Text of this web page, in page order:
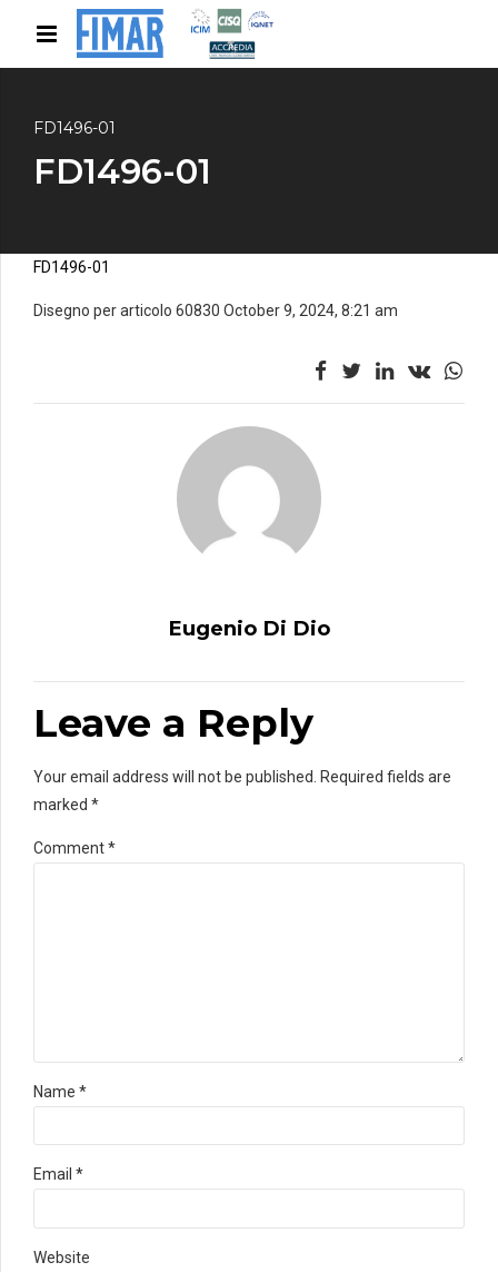
FD1496-01
FD1496-01
FD1496-01
Disegno per articolo 60830 October 9, 2024, 8:21 am
Eugenio Di Dio
Leave a Reply
Your email address will not be published. Required fields are
marked *
Comment*
Name *
Email *
Website